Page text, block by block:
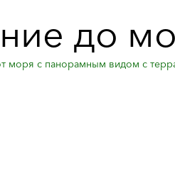
до
моря с панорамным видом с